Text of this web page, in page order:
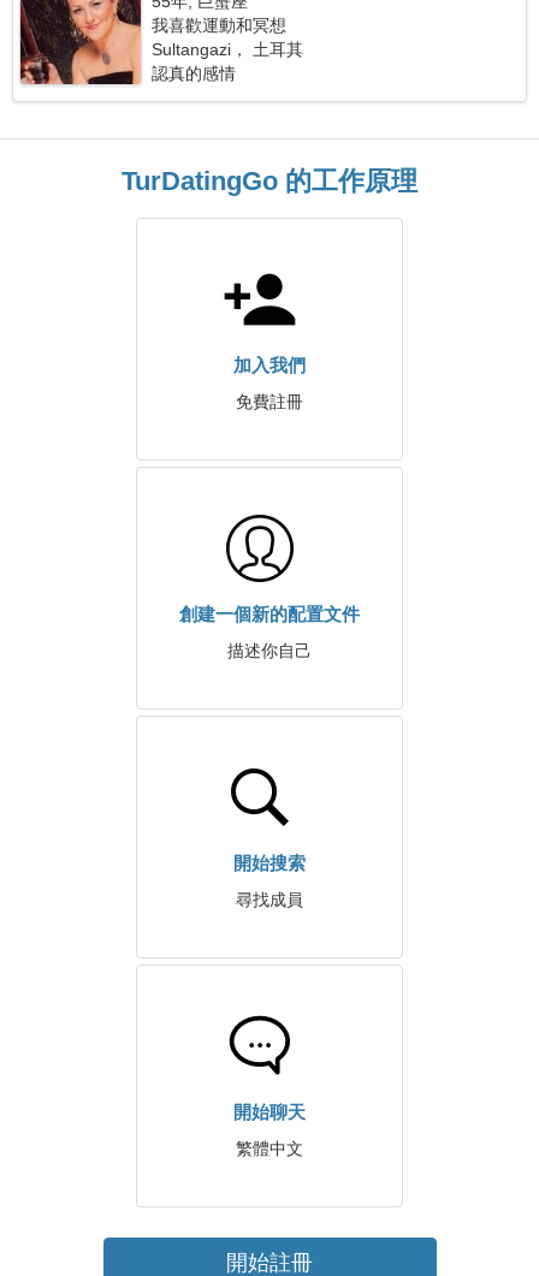
我喜歡運動和冥想
Sultangazi， 土耳其
認真的感情
TurDatingGo 的工作原理
加入我們
免費註冊
創建一個新的配置文件
描述你自己
開始搜索
尋找成員
開始聊天
繁體中文
開始註冊